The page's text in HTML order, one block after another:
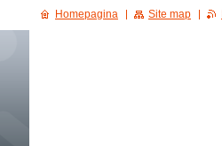
Homepagina Site map